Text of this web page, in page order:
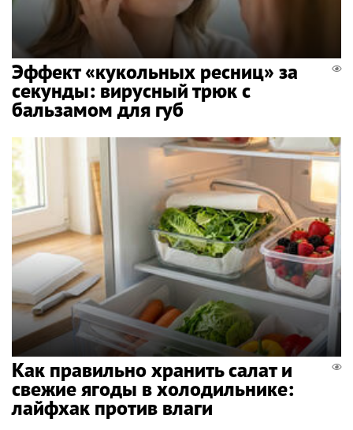
Эффект «кукольных ресниц» за
секунды: вирусный трюк с
бальзамом для губ
Как правильно хранить салат и
свежие ягоды в холодильнике:
лайфхак против влаги